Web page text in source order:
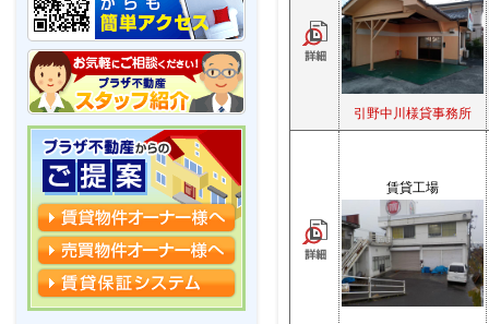
引野中川様貸事務所
賃貸工場